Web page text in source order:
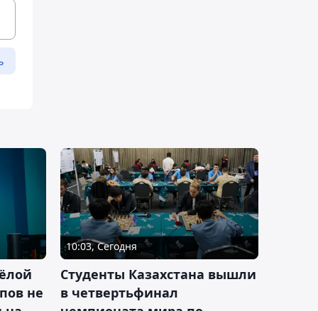
не
10:03, Сегодня
Студенты Казахстана вышли
в четвертьфинал